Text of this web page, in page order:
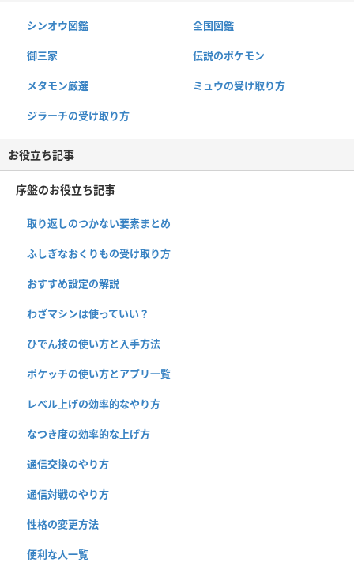
シンオウ図鑑 全国図鑑
御三家 伝説のポケモン
メタモン厳選 ミュウの受け取り方
ジラーチの受け取り方
お役立ち記事
序盤のお役立ち記事
取り返しのつかない要素まとめ
ふしぎなおくりもの受け取り方
おすすめ設定の解説
わざマシンは使っていい？
ひでん技の使い方と入手方法
ポケッチの使い方とアプリ一覧
レベル上げの効率的なやり方
なつき度の効率的な上げ方
通信交換のやり方
通信対戦のやり方
性格の変更方法
便利な人一覧